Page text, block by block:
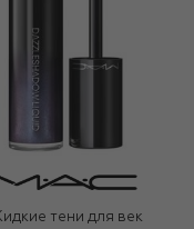
тени для век